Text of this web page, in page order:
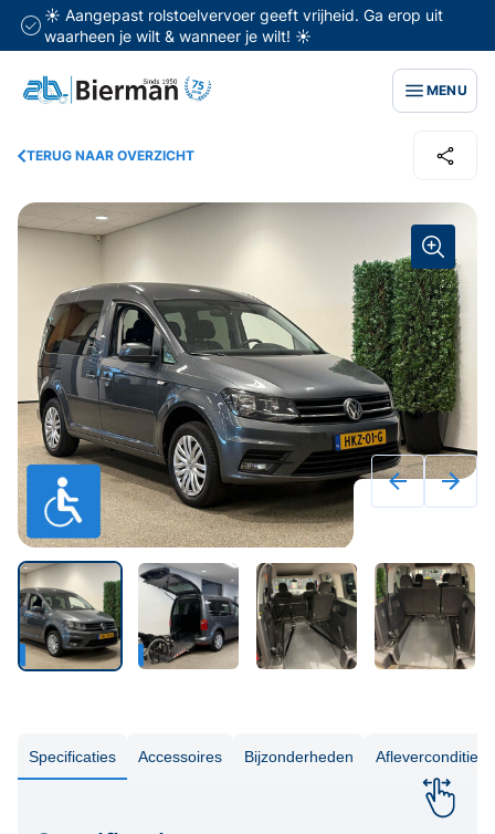
☀️ Aangepast rolstoelvervoer geeft vrijheid. Ga erop uit
waarheen je wilt & wanneer je wilt! ☀️
MENU
TERUG NAAR OVERZICHT
Specificaties Accessoires Bijzonderheden Aflevercondities